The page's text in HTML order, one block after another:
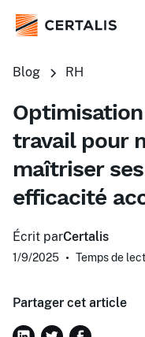
Blog RH
travail pour
maîtriser
efficacité
Écrit parCertalis
1/9/2025 • Temps de
Partager cet article